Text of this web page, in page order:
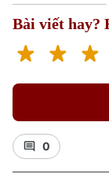
Bài viết hay?
0